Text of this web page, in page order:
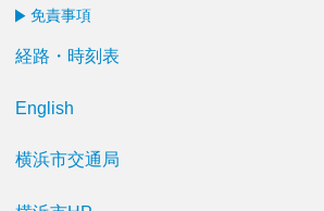
免責事項
経路・時刻表
English
横浜市交通局